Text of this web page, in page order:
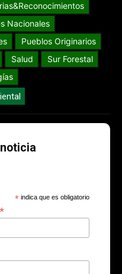
Nacionales
Pueblos Originarios
Salud
Sur Forestal
* indica que es obligatorio
*